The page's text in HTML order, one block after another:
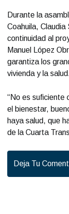
Durante la
Coahuila,
continuidad al
Manuel López
garantiza los
vivienda y la
“No es suficiente
el bienestar,
haya salud, que
de la Cuarta
Deja Tu